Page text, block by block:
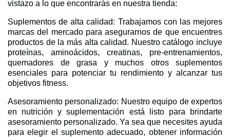
vistazo a lo que encontrarás en nuestra tienda:
Suplementos de alta calidad: Trabajamos con las mejores
marcas del mercado para asegurarnos de que encuentres
productos de la más alta calidad. Nuestro catálogo incluye
proteínas, aminoácidos, creatinas, pre-entrenamientos,
quemadores de grasa y muchos otros suplementos
esenciales para potenciar tu rendimiento y alcanzar tus
objetivos fitness.
Asesoramiento personalizado: Nuestro equipo de expertos
en nutrición y suplementación está listo para brindarte
asesoramiento personalizado. Ya sea que necesites ayuda
para elegir el suplemento adecuado, obtener información